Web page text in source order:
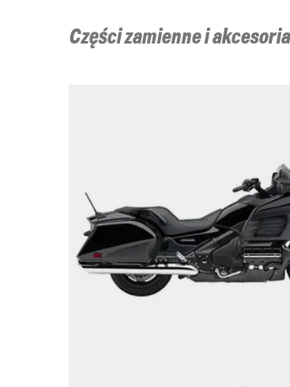
Części zamienne i